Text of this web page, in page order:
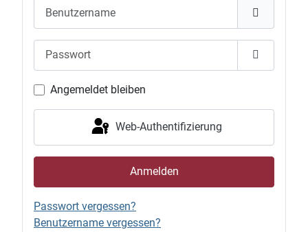
Passwort
Passwort
Angemeldet bleiben
Web-Authentifizierung
Anmelden
Passwort vergessen?
Benutzername vergessen?